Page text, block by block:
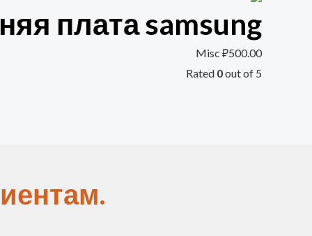
плата samsung
Misc ₽500.00
Rated 0out of 5